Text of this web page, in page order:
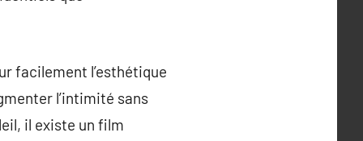
facilement l’esthétique
l’intimité sans
il existe un film